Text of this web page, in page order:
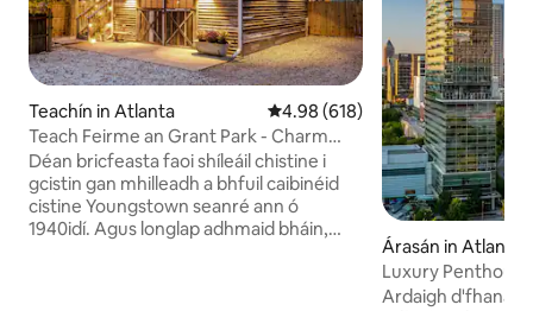
Teachín in Atlanta Meánrátáil 4.98 as 5, 618
4.98 (618)
Teach Feirme an Grant Park - Charm
Deisceartach
Déan bricfeasta faoi shíleáil chistine i
gcistin gan mhilleadh a bhfuil caibinéid
cistine Youngstown seanré ann ó
1940idí. Agus longlap adhmaid bháin,
Árasán in Atlanta
Luxury
Skyline Views
Ardaigh